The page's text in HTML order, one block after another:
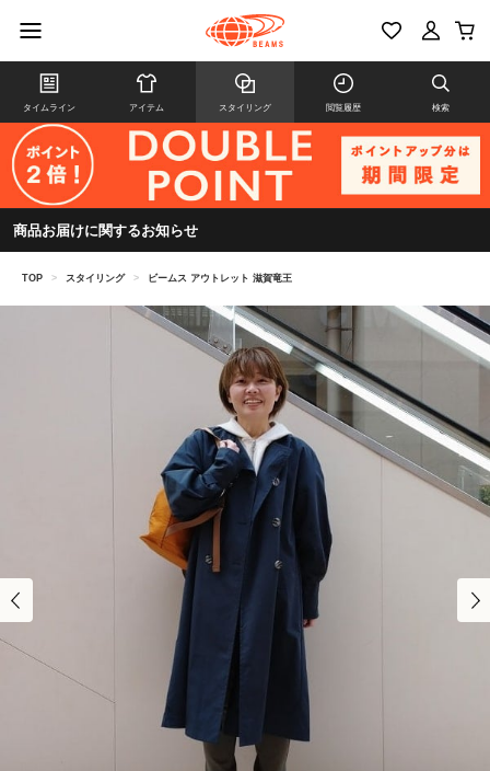
タイムライン アイテム スタイリング 閲覧履歴 検索
商品お届けに関するお知らせ
TOP > スタイリング > ビームス アウトレット 滋賀竜王